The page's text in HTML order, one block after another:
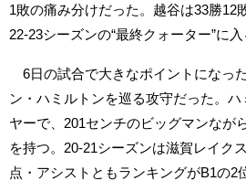
1敗の痛み分けだった。越谷は33勝12
22-23シーズンの“最終クォーター”に入
6日の試合で大きなポイントになっ
ン・ハミルトンを巡る攻守だった。
ヤーで、201センチのビッグマンなが
を持つ。20-21シーズンは滋賀レイク
点・アシストともランキングがB1の2